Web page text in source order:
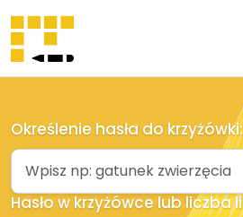
Szukaj
hasła
Ostatnio
dodane
Określenie hasła do krzyżówki:
Hasło w krzyżówce lub liczba